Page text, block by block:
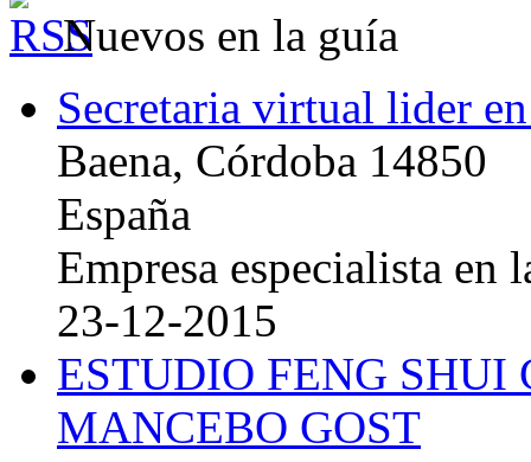
Nuevos en la guía
Secretaria virtual lider
Baena, Córdoba 14850
España
Empresa especialista en
23-12-2015
ESTUDIO FENG
MANCEBO GOST